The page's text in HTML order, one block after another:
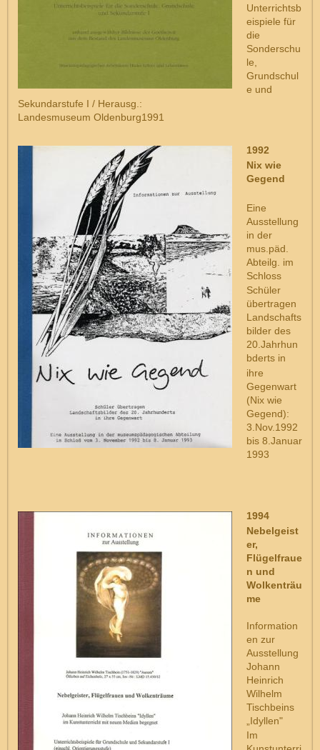
Unterrichtsb
eispiele für
die
Sonderschu
le,
Grundschul
e und
Sekundarstufe I / Herausg.:
Landesmuseum Oldenburg1991
1992
Nix wie
Gegend
Eine
Ausstellung
in der
mus.päd.
Abteilg. im
Schloss
Schüler
übertragen
Landschafts
bilder des
20.Jahrhun
bderts in
ihre
Gegenwart
(Nix wie
Gegend):
3.Nov.1992
bis 8.Januar
1993
1994
Nebelgeist
er,
Flügelfraue
n und
Wolkenträu
me
Information
en zur
Ausstellung
Johann
Heinrich
Wilhelm
Tischbeins
„Idyllen"
Im